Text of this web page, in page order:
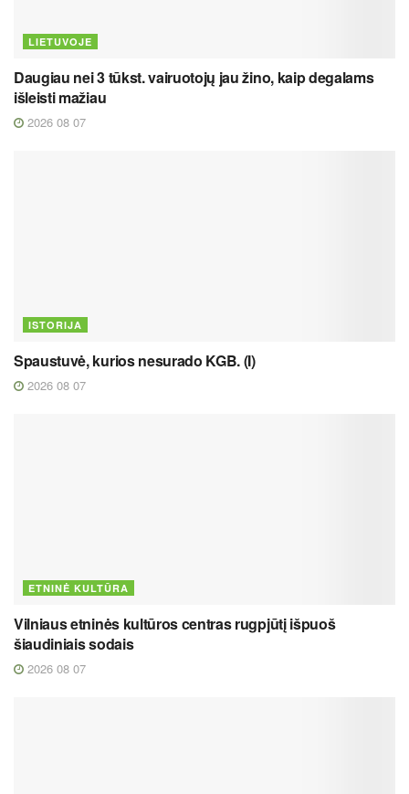
LIETUVOJE
Daugiau nei 3 tūkst. vairuotojų jau žino, kaip degalams
išleisti mažiau
2026 08 07
ISTORIJA
Spaustuvė, kurios nesurado KGB. (I)
2026 08 07
ETNINĖ KULTŪRA
Vilniaus etninės kultūros centras rugpjūtį išpuoš
šiaudiniais sodais
2026 08 07